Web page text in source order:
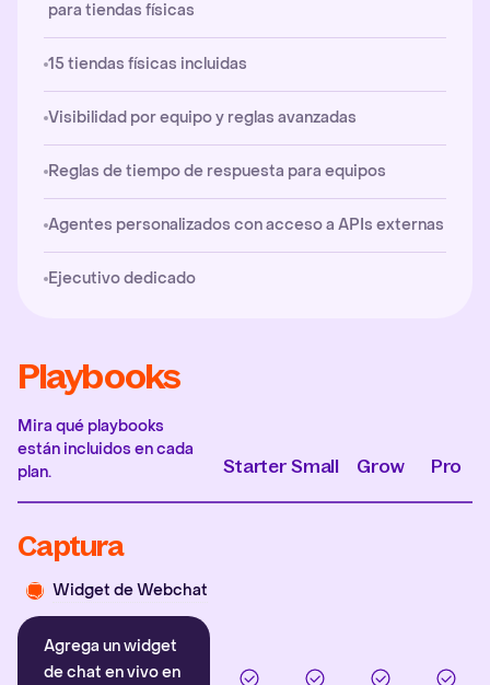
para tiendas físicas
15 tiendas físicas incluidas
Visibilidad por equipo y reglas avanzadas
Reglas de tiempo de respuesta para equipos
Agentes personalizados con acceso a APIs externas
Ejecutivo dedicado
Playbooks
Mira qué playbooks
están incluidos en cada
plan.
Starter Small Grow Pro
Captura
Widget de Webchat
Agrega un widget
de chat en vivo en